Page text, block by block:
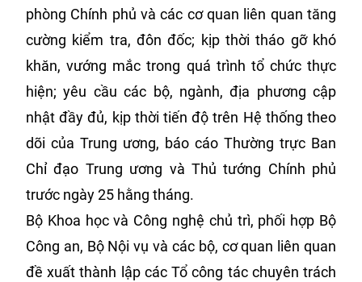
phòng Chính phủ và các cơ quan liên quan tăng
cường kiểm tra, đôn đốc; kịp thời tháo gỡ khó
khăn, vướng mắc trong quá trình tổ chức thực
hiện; yêu cầu các bộ, ngành, địa phương cập
nhật đầy đủ, kịp thời tiến độ trên Hệ thống theo
dõi của Trung ương, báo cáo Thường trực Ban
Chỉ đạo Trung ương và Thủ tướng Chính phủ
trước ngày 25 hằng tháng.
Bộ Khoa học và Công nghệ chủ trì, phối hợp Bộ
Công an, Bộ Nội vụ và các bộ, cơ quan liên quan
đề xuất thành lập các Tổ công tác chuyên trách